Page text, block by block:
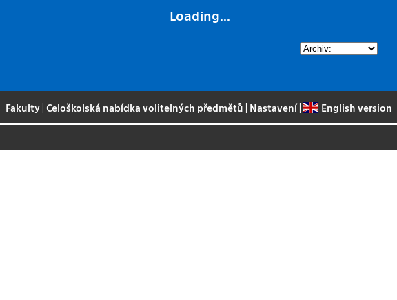
Loading...
Fakulty |Celoškolská nabídka volitelných předmětů Nastavení| English version